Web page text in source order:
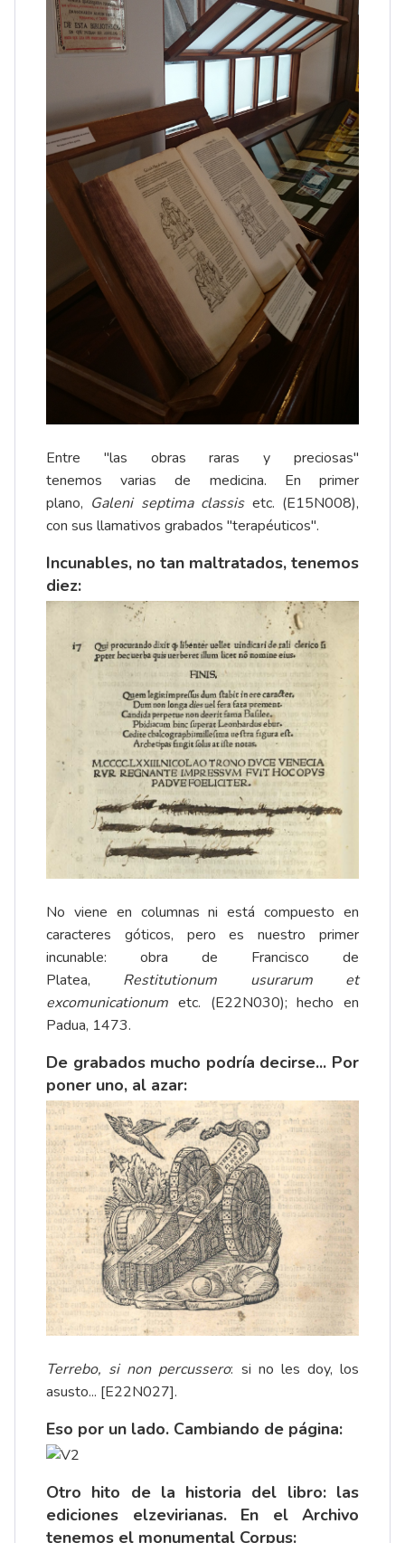
Entre "las obras raras y preciosas"
tenemos varias de medicina. En primer
plano, Galeni septima classisetc. (E15N008),
con sus llamativos grabados "terapéuticos".
Incunables, no tan maltratados, tenemos
diez:
No viene en columnas ni está compuesto en
caracteres góticos, pero es nuestro primer
incunable: obra de Francisco de
Platea, Restitutionum usurarum et
excomunicationum etc. (E22N030); hecho en
Padua, 1473.
De grabados mucho podría decirse... Por
poner uno, al azar:
Terrebo, si non percussero: si no les doy, los
asusto... [E22N027].
Eso por un lado. Cambiando de página:
Otro hito de la historia del libro: las
ediciones elzevirianas. En el Archivo
tenemos el monumental Corpus: